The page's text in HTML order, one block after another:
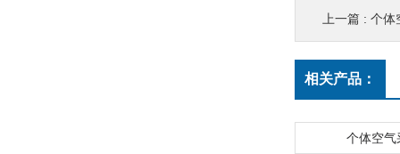
上一篇 : 个体
相关产品：
个体空气